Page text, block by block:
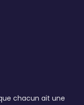
chacun ait une